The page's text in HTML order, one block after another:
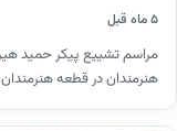
۵ ماه قبل
مراسم تشییع پیکر حمید
هنرمندان در قطعه